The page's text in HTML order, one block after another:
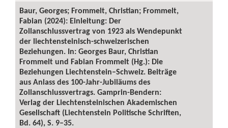
Baur, Georges; Frommelt, Christian; Frommelt,
Fabian (2024): Einleitung: Der
Zollanschlussvertrag von 1923 als Wendepunkt
der liechtensteinisch-schweizerischen
Beziehungen. In: Georges Baur, Christian
Frommelt und Fabian Frommelt (Hg.): Die
Beziehungen Liechtenstein–Schweiz. Beiträge
aus Anlass des 100-Jahr-Jubiläums des
Zollanschlussvertrags. Gamprin-Bendern:
Verlag der Liechtensteinischen Akademischen
Gesellschaft (Liechtenstein Politische Schriften,
Bd. 64), S. 9–35.